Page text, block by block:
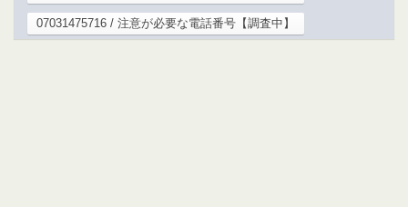
07031475716 / 注意が必要な電話番号【調査中】